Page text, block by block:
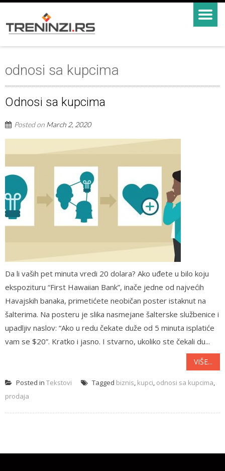
odnosi sa kupcima
Odnosi sa kupcima
Posted on March 2, 2020
Da li vaših pet minuta vredi 20 dolara? Ako uđete u bilo koju
ekspozituru “First Hawaiian Bank”, inače jedne od najvećih
Havajskih banaka, primetićete neobičan poster istaknut na
šalterima. Na posteru je slika nasmejane šalterske službenice i
upadljiv naslov: “Ako u redu čekate duže od 5 minuta isplatiće
vam se $20”. Kratko i jasno. I stvarno, ukoliko ste čekali du...
VIŠE...
Posted in Tekstovi Tagged biznis, kupci, odnosi sa kupcima,
prodaja